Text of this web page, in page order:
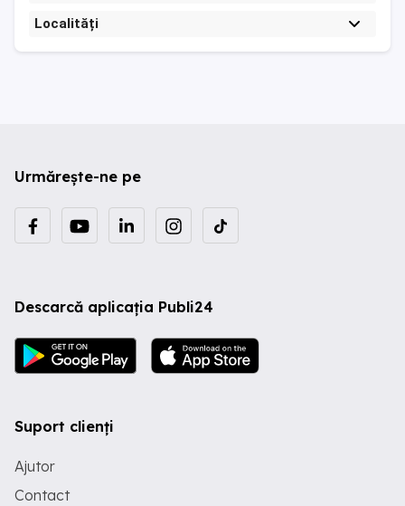
Localități
Urmărește-ne pe
Descarcă aplicația Publi24
Suport clienți
Ajutor
Contact